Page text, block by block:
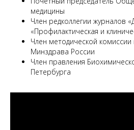
медицины
Член редколлегии журналов
«Профилактическая и
Член методической
Минздрава России
Член правления
Петербурга